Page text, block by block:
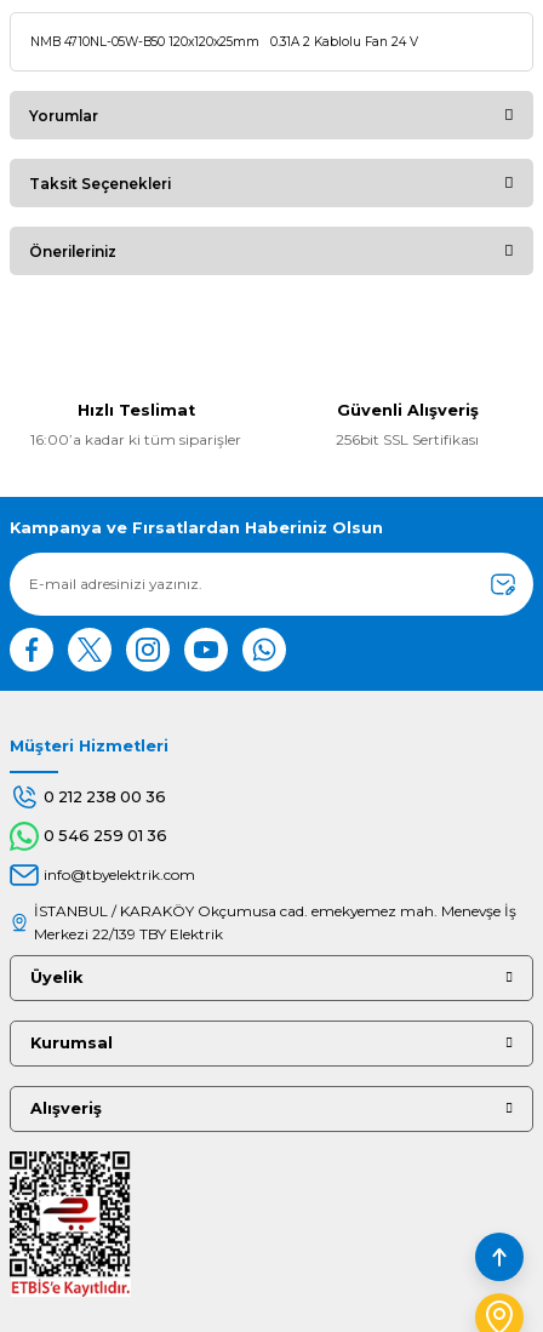
NMB 4710NL-05W-B50 120x120x25mm 0.31A 2 Kablolu Fan 24 V
Yorumlar
Bu ürüne ilk yorumu siz yapın!
Taksit Seçenekleri
Önerileriniz
Ürün bilgilerinde hatalar bulunuyor.
Ürün fiyatı diğer sitelerden daha pahalı.
Bu ürüne benzer farklı alternatifler olmalı.
Hızlı Teslimat
16:00’a kadar ki tüm siparişler
Güvenli Alışveriş
256bit SSL Sertifikası
Kampanya ve Fırsatlardan Haberiniz Olsun
Müşteri Hizmetleri
0 212 238 00 36
0 546 259 01 36
info@tbyelektrik.com
İSTANBUL / KARAKÖY Okçumusa cad. emekyemez mah. Menevşe İş
Merkezi 22/139 TBY Elektrik
Üyelik
Kurumsal
Alışveriş